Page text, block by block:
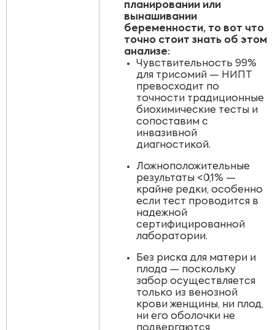
планировании или
вынашивании
беременности, то вот что
точно стоит знать об этом
анализе:
Чувствительность 99%
для трисомий — НИПТ
превосходит по
точности традиционные
биохимические тесты и
сопоставим с
инвазивной
диагностикой.
Ложноположительные
результаты <0,1% —
крайне редки, особенно
если тест проводится в
надежной
сертифицированной
лаборатории.
Без риска для матери и
плода — поскольку
забор осуществляется
только из венозной
крови женщины, ни плод,
ни его оболочки не